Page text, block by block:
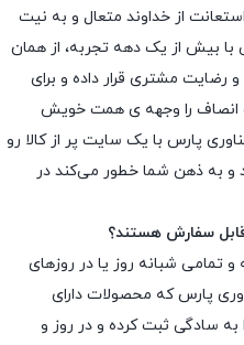
پارس نوین در سال 1387 با استعانت از خداوند متعال و به نیت
با بیش از یک دهه تجربه، از همان
و رضایت مشتری قرار داده و براى
انصاف را وجهه ى همت خویش
پارس با یک سایت پر از کالا رو
و به ذهن شما خطور می‌کند در
سفارش هستند؟
تمامی شبانه روز یا در روزهای
پارس که محصولات دارای
سادگی ثبت کرده و در روز و